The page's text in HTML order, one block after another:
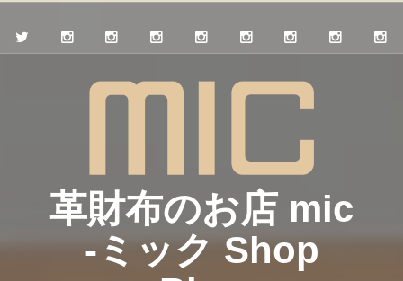
革財布のお店 mic
-ミック Shop